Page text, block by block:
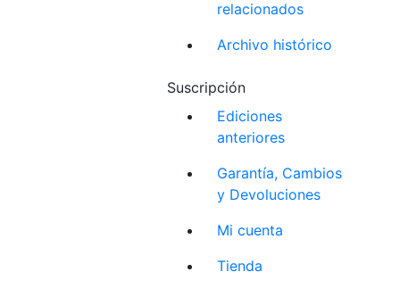
relacionados
Archivo histórico
Suscripción
Ediciones
anteriores
Garantía, Cambios
y Devoluciones
Mi cuenta
Tienda